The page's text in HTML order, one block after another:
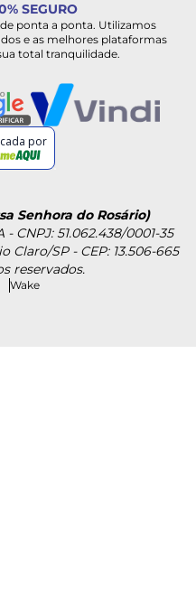
SEGURO
ponta a ponta. Utilizamos
e as melhores plataformas
total tranquilidade.
por
Senhora do Rosário)
CNPJ: 51.062.438/0001-35
Claro/SP - CEP: 13.506-665
reservados.
Wake